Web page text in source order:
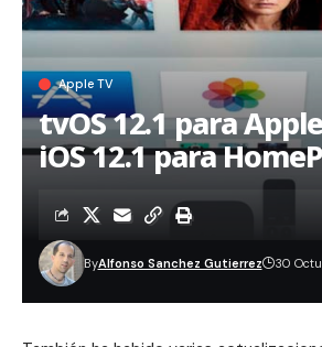
Apple TV
tvOS 12.1 para
iOS 12.1 para
ByAlfonso Sanchez Gutierrez 30